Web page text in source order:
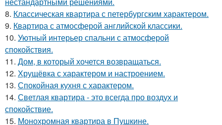
8. Классическая квартира с петербургским характером.
9. Квартира с атмосферой английской классики.
10. Уютный интерьер спальни с атмосферой
спокойствия.
11. Дом, в который хочется возвращаться.
12. Хрущёвка с характером и настроением.
13. Спокойная кухня с характером.
14. Светлая квартира - это всегда про воздух и
спокойствие.
15. Монохромная квартира в Пушкине.